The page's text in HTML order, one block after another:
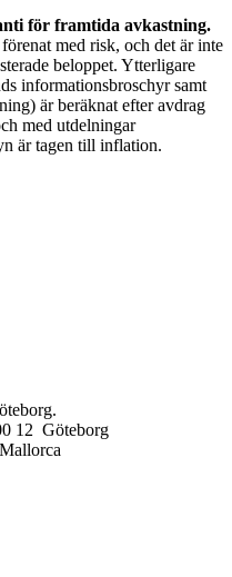
för framtida avkastning.
med risk, och det är inte
beloppet. Ytterligare
informationsbroschyr samt
är beräknat efter avdrag
med utdelningar
är tagen till inflation.
12 Göteborg